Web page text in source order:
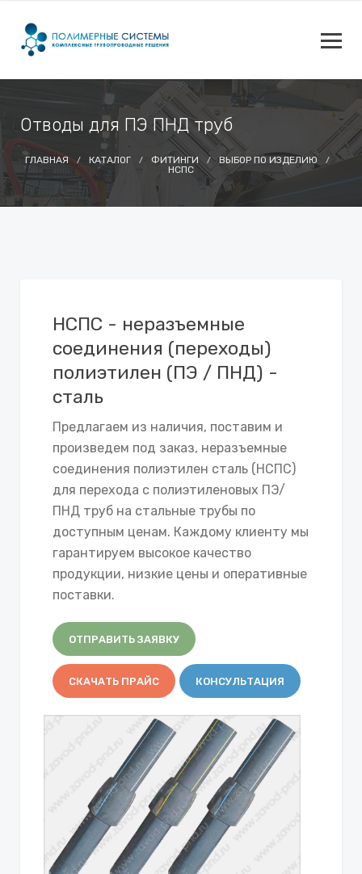
Отводы для ПЭ ПНД труб
ГЛАВНАЯ КАТАЛОГ ФИТИНГИ
ВЫБОР ПО ИЗДЕЛИЮ
НСПС
НСПС - неразъемные
соединения (переходы)
полиэтилен (ПЭ / ПНД) -
сталь
Предлагаем из наличия, поставим и
произведем под заказ, неразъемные
соединения полиэтилен сталь (НСПС)
для перехода с полиэтиленовых ПЭ/
ПНД труб на стальные трубы по
доступным ценам. Каждому клиенту мы
гарантируем высокое качество
продукции, низкие цены и оперативные
поставки.
ОТПРАВИТЬ ЗАЯВКУ
СКАЧАТЬ ПРАЙС КОНСУЛЬТАЦИЯ